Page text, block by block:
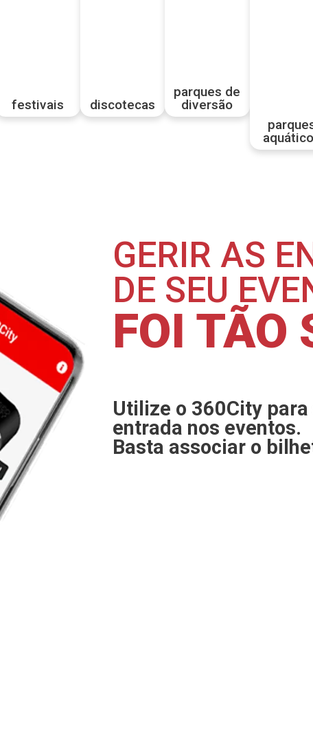
festivais discotecas
parques de
diversão
GERIR AS
DE SEU
FOI TÃO
Utilize o 360City
entrada nos eventos.
Basta associar o